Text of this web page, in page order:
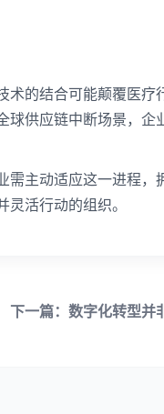
的结合可能颠覆医疗
供应链中断场景，企
主动适应这一进程，
活行动的组织。
下一篇：数字化转型并